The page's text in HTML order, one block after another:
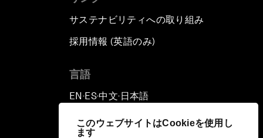
このウェブサイトはCookieを使用し
ます
サステナビリティへの取り組み
採用情報 (英語のみ)
言語
EN ▪ ES▪中文▪ 日本語